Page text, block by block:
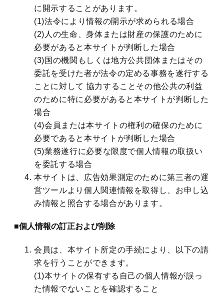
に開示することがあります。
(1)法令により情報の開示が求められる場合
(2)人の生命、身体または財産の保護のために
必要があると本サイトが判断した場合
(3)国の機関もしくは地方公共団体またはその
委託を受けた者が法令の定める事務を遂行する
ことに対して 協力することその他公共の利益
のために特に必要があると本サイトが判断した
場合
(4)会員または本サイトの権利の確保のために
必要であると本サイトが判断した場合
(5)業務遂行に必要な限度で個人情報の取扱い
を委託する場合
本サイトは、広告効果測定のために第三者の運
営ツールより個人関連情報を取得し、お申し込
み情報と照合する場合があります。
■個人情報の訂正および削除
会員は、本サイト所定の手続により、以下の請
求を行うことができます。
(1)本サイトの保有する自己の個人情報が誤っ
た情報でないことを確認すること